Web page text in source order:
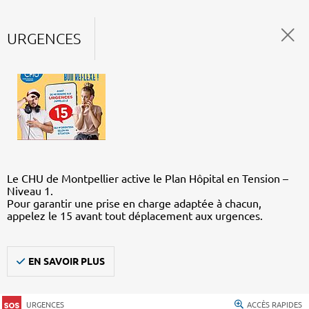
URGENCES
Le CHU de Montpellier active le Plan Hôpital en Tension –
Niveau 1.
Pour garantir une prise en charge adaptée à chacun,
appelez le 15 avant tout déplacement aux urgences.
EN SAVOIR PLUS
URGENCES ACCÈS RAPIDES